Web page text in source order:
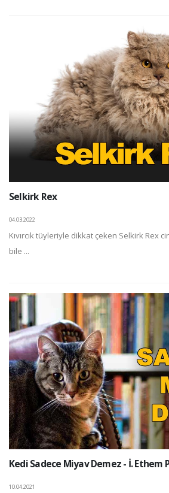
Selkirk Rex
04.03.2022
Kıvırcık tüyleriyle dikkat çeken Selkirk Rex
bile ...
Kedi Sadece Miyav Demez - İ. Ethem
10.04.2021